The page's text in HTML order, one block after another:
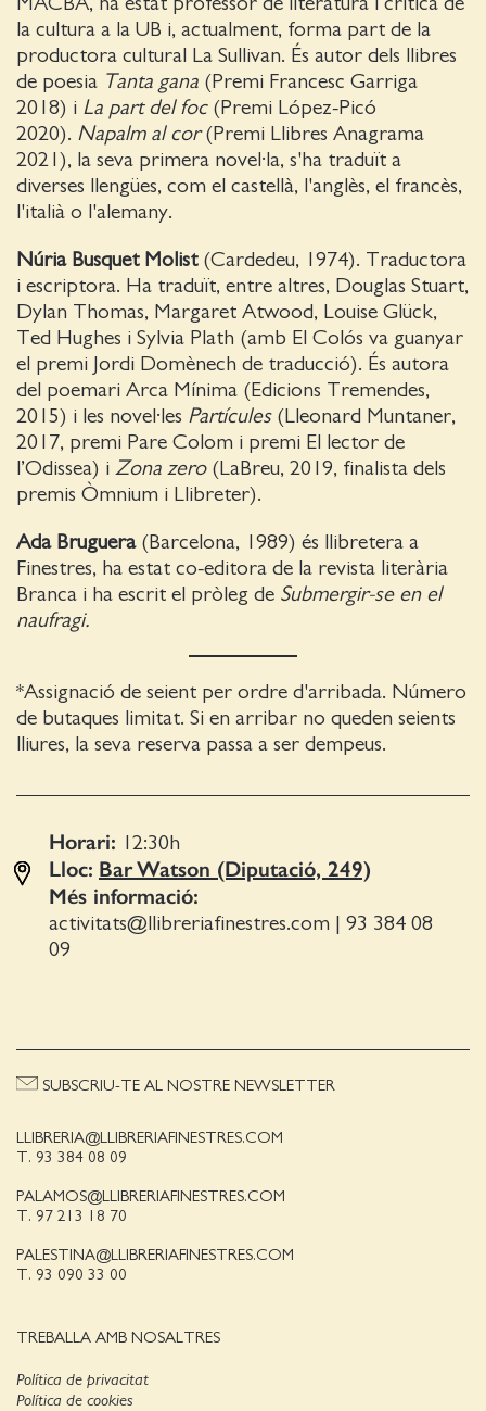
la cultura a la UB i, actualment, forma part de la
productora cultural La Sullivan. És autor dels llibres
de poesia Tanta gana (Premi Francesc Garriga
2018) i La part del foc(Premi López-Picó
2020). Napalm al cor(Premi Llibres Anagrama
2021), la seva primera novel·la, s'ha traduït a
diverses llengües, com el castellà, l'anglès, el francès,
l'italià o l'alemany.
Núria Busquet Molist(Cardedeu, 1974). Traductora
i escriptora. Ha traduït, entre altres, Douglas Stuart,
Dylan Thomas, Margaret Atwood, Louise Glück,
Ted Hughes i Sylvia Plath (amb El Colós va guanyar
el premi Jordi Domènech de traducció). És autora
del poemari Arca Mínima (Edicions Tremendes,
2015) i les novel·les Partícules(Lleonard Muntaner,
2017, premi Pare Colom i premi El lector de
l’Odissea) i Zona zero(LaBreu, 2019, finalista dels
premis Òmnium i Llibreter).
Ada Bruguera(Barcelona, 1989) és llibretera a
Finestres, ha estat co-editora de la revista literària
Branca i ha escrit el pròleg de Submergir-se en el
naufragi.
*Assignació de seient per ordre d'arribada. Número
de butaques limitat. Si en arribar no queden seients
lliures, la seva reserva passa a ser dempeus.
Horari: 12:30h
Lloc: Bar Watson (Diputació, 249)
Més informació:
activitats@llibreriafinestres.com | 93 384 08
09
LLIBRERIA@LLIBRERIAFINESTRES.COM
T. 93 384 08 09
PALAMOS@LLIBRERIAFINESTRES.COM
T. 97 213 18 70
PALESTINA@LLIBRERIAFINESTRES.COM
T. 93 090 33 00
TREBALLA AMB NOSALTRES
SUBSCRIU-TE AL NOSTRE NEWSLETTER
Política de privacitat
Política de cookies